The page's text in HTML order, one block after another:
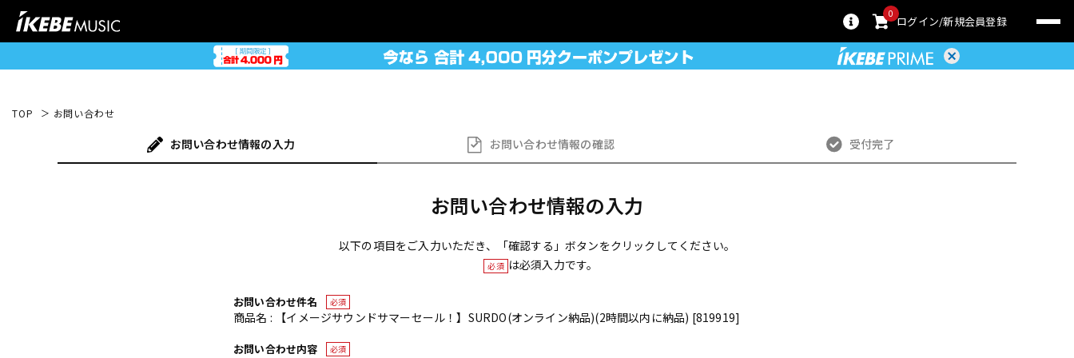
0
ログイン 新規会員登録
TOP お問い合わせ
お問い合わせ情報の入力 お問い合わせ情報の確認 受付完了
お問い合わせ情報の入力
以下の項目をご入力いただき、「確認する」ボタンをクリックしてください。
必須 は必須入力です。
お問い合わせ件名 必須
商品名 : 【イメージサウンドサマーセール！】SURDO(オンライン納品)(2時間以内に納品) [819919]
お問い合わせ内容 必須